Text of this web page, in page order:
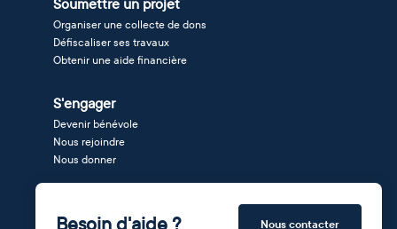
Soumettre un projet
Organiser une collecte de dons
Défiscaliser ses travaux
Obtenir une aide financière
S'engager
Devenir bénévole
Nous rejoindre
Nous donner
Nous contacter